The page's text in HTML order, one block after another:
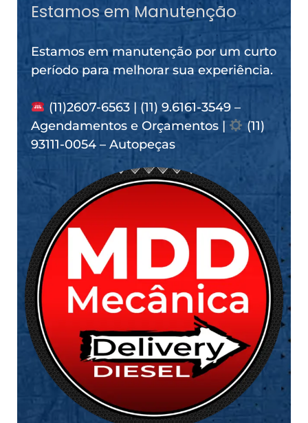
Estamos em Manutenção
Estamos em manutenção por um curto
período para melhorar sua experiência.
(11)2607-6563 | (11) 9.6161-3549 –
Agendamentos e Orçamentos |
(11)
93111-0054 – Autopeças